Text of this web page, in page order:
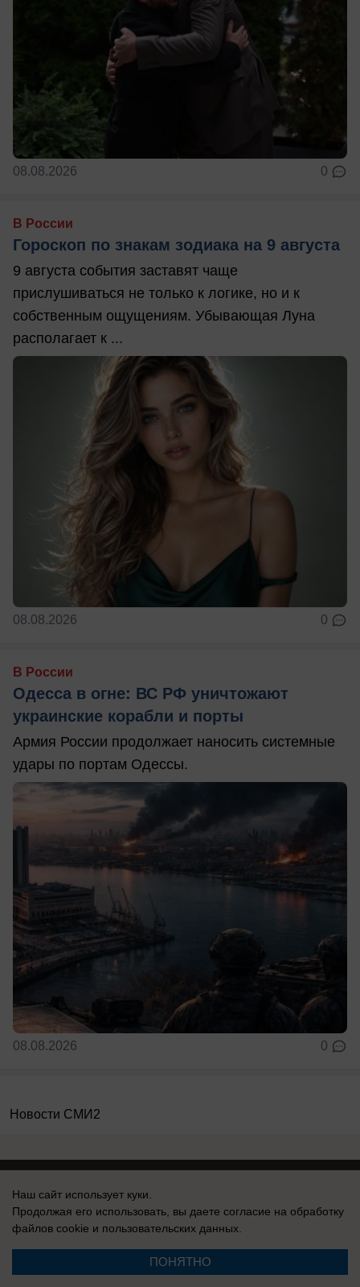
08.08.2026 0
В России
Гороскоп по знакам зодиака на 9 августа
9 августа события заставят чаще
прислушиваться не только к логике, но и к
собственным ощущениям. Убывающая Луна
располагает к ...
08.08.2026 0
В России
Одесса в огне: ВС РФ уничтожают
украинские корабли и порты
Армия России продолжает наносить системные
удары по портам Одессы.
08.08.2026 0
Новости СМИ2
Реклама на сайте
Информация
Наш сайт использует куки.
Продолжая его использовать, вы даете согласие на обработку
файлов cookie и пользовательских данных.
ПОНЯТНО